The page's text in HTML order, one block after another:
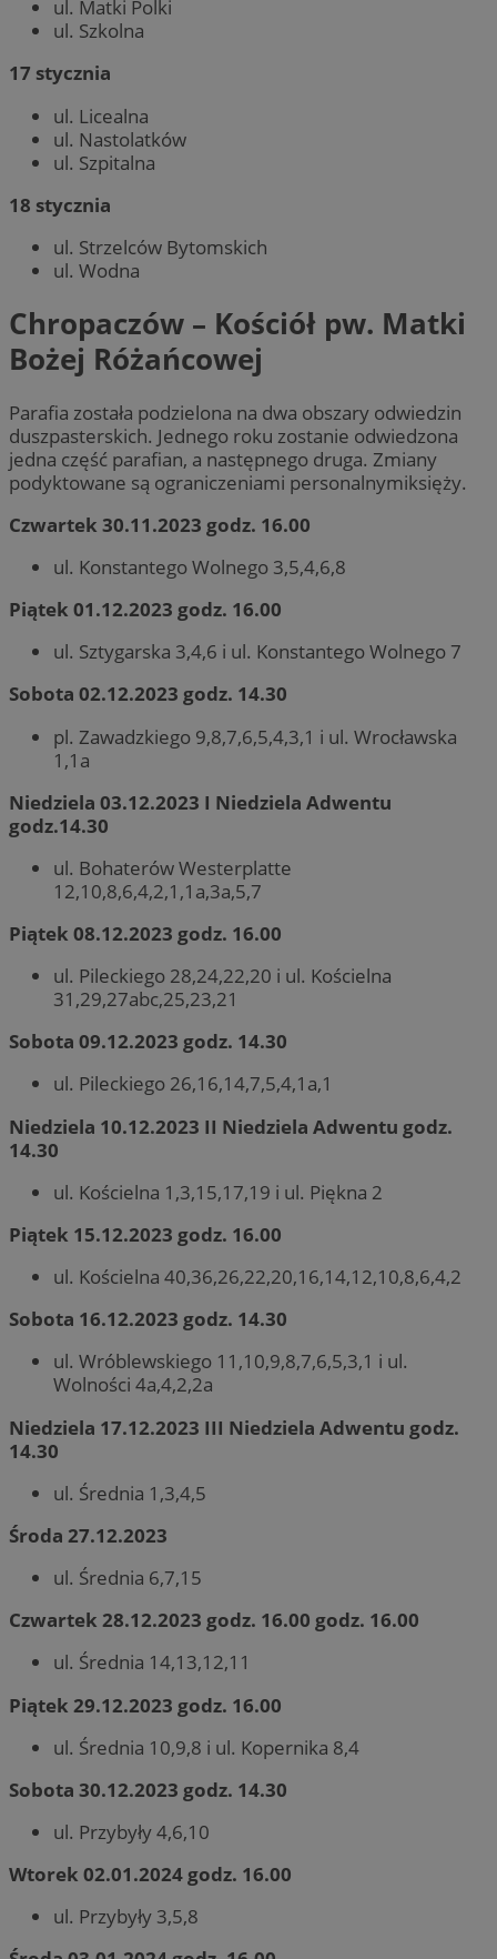
ul. Matki Polki
ul. Szkolna
17 stycznia
ul. Licealna
ul. Nastolatków
ul. Szpitalna
18 stycznia
ul. Strzelców Bytomskich
ul. Wodna
Chropaczów – Kościół pw. Matki
Bożej Różańcowej
Parafia została podzielona na dwa obszary odwiedzin
duszpasterskich. Jednego roku zostanie odwiedzona
jedna część parafian, a następnego druga. Zmiany
podyktowane są ograniczeniami personalnymiksięży.
Czwartek 30.11.2023 godz. 16.00
ul. Konstantego Wolnego 3,5,4,6,8
Piątek 01.12.2023 godz. 16.00
ul. Sztygarska 3,4,6 i ul. Konstantego Wolnego 7
Sobota 02.12.2023 godz. 14.30
pl. Zawadzkiego 9,8,7,6,5,4,3,1 i ul. Wrocławska
1,1a
Niedziela 03.12.2023 I Niedziela Adwentu
godz.14.30
ul. Bohaterów Westerplatte
12,10,8,6,4,2,1,1a,3a,5,7
Piątek 08.12.2023 godz. 16.00
ul. Pileckiego 28,24,22,20 i ul. Kościelna
31,29,27abc,25,23,21
Sobota 09.12.2023 godz. 14.30
ul. Pileckiego 26,16,14,7,5,4,1a,1
Niedziela 10.12.2023 II Niedziela Adwentu godz.
14.30
ul. Kościelna 1,3,15,17,19 i ul. Piękna 2
Piątek 15.12.2023 godz. 16.00
ul. Kościelna 40,36,26,22,20,16,14,12,10,8,6,4,2
Sobota 16.12.2023 godz. 14.30
ul. Wróblewskiego 11,10,9,8,7,6,5,3,1 i ul.
Wolności 4a,4,2,2a
Niedziela 17.12.2023 III Niedziela Adwentu godz.
14.30
ul. Średnia 1,3,4,5
Środa 27.12.2023
ul. Średnia 6,7,15
Czwartek 28.12.2023 godz. 16.00 godz. 16.00
ul. Średnia 14,13,12,11
Piątek 29.12.2023 godz. 16.00
ul. Średnia 10,9,8 i ul. Kopernika 8,4
Sobota 30.12.2023 godz. 14.30
ul. Przybyły 4,6,10
Wtorek 02.01.2024 godz. 16.00
ul. Przybyły 3,5,8